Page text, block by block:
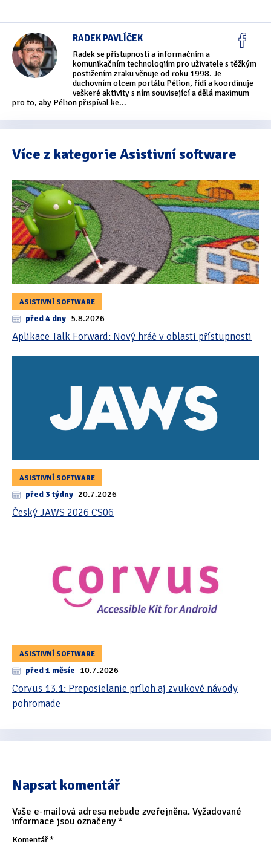
Hledání
RADEK PAVLÍČEK
Radek se přístupnosti a informačním a
komunikačním technologiím pro uživatele s těžkým
postižením zraku věnuje od roku 1998. Je
duchovním otcem portálu Pélion, řídí a koordinuje
veškeré aktivity s ním související a dělá maximum
pro to, aby Pélion přispíval ke...
Více z kategorie Asistivní software
ASISTIVNÍ SOFTWARE
před 4 dny 5.8.2026
Aplikace Talk Forward: Nový hráč v oblasti přístupnosti
ASISTIVNÍ SOFTWARE
před 3 týdny 20.7.2026
Český JAWS 2026 CS06
ASISTIVNÍ SOFTWARE
před 1 měsíc 10.7.2026
Corvus 13.1: Preposielanie príloh aj zvukové návody
pohromade
Napsat komentář
Vaše e-mailová adresa nebude zveřejněna. Vyžadované
informace jsou označeny*
Komentář*